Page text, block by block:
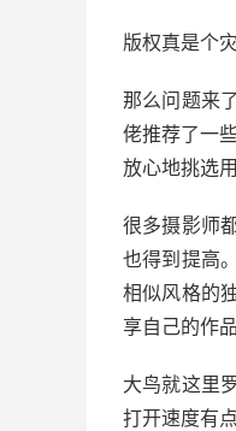
版权真是个
那么问题来
佬推荐了一
放心地挑选
很多摄影师
也得到提高
相似风格的
享自己的作
大鸟就这里
打开速度有点